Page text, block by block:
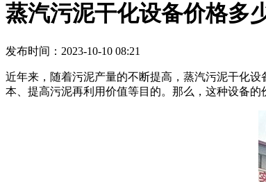
蒸汽污泥干化设备价格多
发布时间：2023-10-10 08:21
近年来，随着污泥产量的不断提高，蒸汽污泥干化
本、提高污泥再利用价值等目的。那么，这种设备